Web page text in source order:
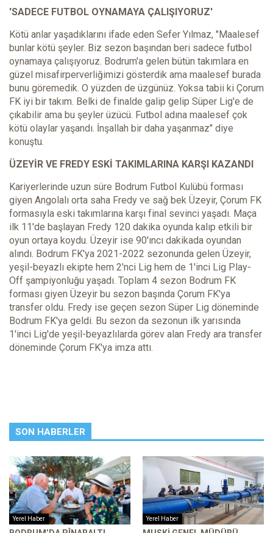
'SADECE FUTBOL OYNAMAYA ÇALIŞIYORUZ'
Kötü anlar yaşadıklarını ifade eden Sefer Yılmaz, "Maalesef
bunlar kötü şeyler. Biz sezon başından beri sadece futbol
oynamaya çalışıyoruz. Bodrum'a gelen bütün takımlara en
güzel misafirperverliğimizi gösterdik ama maalesef burada
bunu göremedik. O yüzden de üzgünüz. Yoksa tabii ki Çorum
FK iyi bir takım. Belki de finalde galip gelip Süper Lig'e de
çıkabilir ama bu şeyler üzücü. Futbol adına maalesef çok
kötü olaylar yaşandı. İnşallah bir daha yaşanmaz" diye
konuştu.
ÜZEYİR VE FREDY ESKİ TAKIMLARINA KARŞI KAZANDI
Kariyerlerinde uzun süre Bodrum Futbol Kulübü forması
giyen Angolalı orta saha Fredy ve sağ bek Üzeyir, Çorum FK
formasıyla eski takımlarına karşı final sevinci yaşadı. Maça
ilk 11'de başlayan Fredy 120 dakika oyunda kalıp etkili bir
oyun ortaya koydu. Üzeyir ise 90'ıncı dakikada oyundan
alındı. Bodrum FK'ya 2021-2022 sezonunda gelen Üzeyir,
yeşil-beyazlı ekipte hem 2'nci Lig hem de 1'inci Lig Play-
Off şampiyonluğu yaşadı. Toplam 4 sezon Bodrum FK
forması giyen Üzeyir bu sezon başında Çorum FK'ya
transfer oldu. Fredy ise geçen sezon Süper Lig döneminde
Bodrum FK'ya geldi. Bu sezon da sezonun ilk yarısında
1'inci Lig'de yeşil-beyazlılarda görev alan Fredy ara transfer
döneminde Çorum FK'ya imza attı.
SON HABERLER
Yerel Haber Yerel Haber